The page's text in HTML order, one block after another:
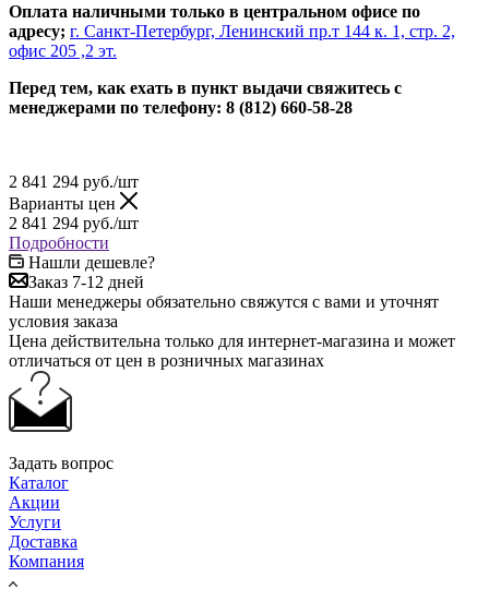
Оплата наличными только в центральном офисе по
адресу; г. Санкт-Петербург, Ленинский пр.т 144 к. 1, стр. 2,
офис 205 ,2 эт.
Перед тем, как ехать в пункт выдачи свяжитесь с
менеджерами по телефону: 8 (812) 660-58-28
2 841 294 руб./шт
Варианты цен
2 841 294 руб./шт
Подробности
Нашли дешевле?
Заказ 7-12 дней
Наши менеджеры обязательно свяжутся с вами и уточнят
условия заказа
Цена действительна только для интернет-магазина и может
отличаться от цен в розничных магазинах
Задать вопрос
Каталог
Акции
Услуги
Доставка
Компания